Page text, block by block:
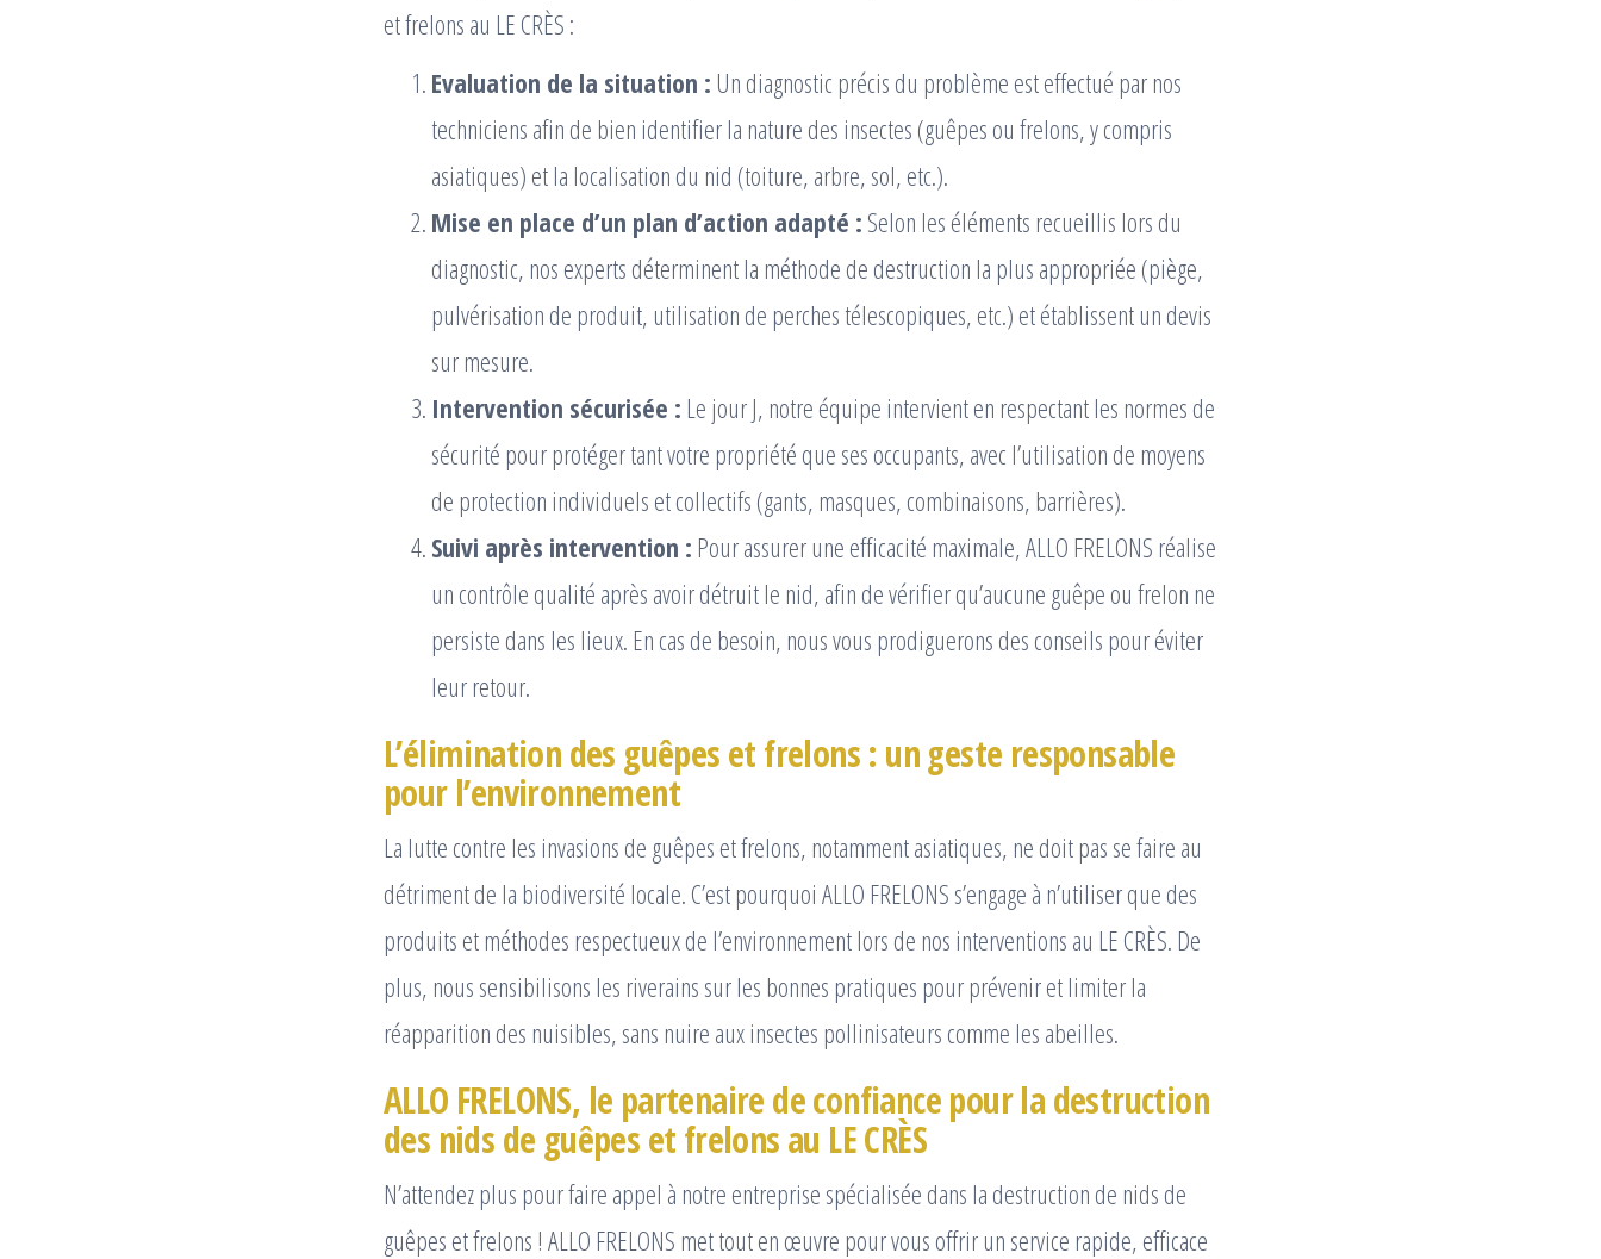
et frelons au LE CRÈS :
Evaluation de la situation : Un diagnostic précis du problème est effectué par nos
techniciens afin de bien identifier la nature des insectes (guêpes ou frelons, y compris
asiatiques) et la localisation du nid (toiture, arbre, sol, etc.).
Mise en place d’un plan d’action adapté : Selon les éléments recueillis lors du
diagnostic, nos experts déterminent la méthode de destruction la plus appropriée (piège,
pulvérisation de produit, utilisation de perches télescopiques, etc.) et établissent un devis
sur mesure.
Intervention sécurisée : Le jour J, notre équipe intervient en respectant les normes de
sécurité pour protéger tant votre propriété que ses occupants, avec l’utilisation de moyens
de protection individuels et collectifs (gants, masques, combinaisons, barrières).
Suivi après intervention : Pour assurer une efficacité maximale, ALLO FRELONS réalise
un contrôle qualité après avoir détruit le nid, afin de vérifier qu’aucune guêpe ou frelon ne
persiste dans les lieux. En cas de besoin, nous vous prodiguerons des conseils pour éviter
leur retour.
L’élimination des guêpes et frelons : un geste responsable
pour l’environnement
La lutte contre les invasions de guêpes et frelons, notamment asiatiques, ne doit pas se faire au
détriment de la biodiversité locale. C’est pourquoi ALLO FRELONS s’engage à n’utiliser que des
produits et méthodes respectueux de l’environnement lors de nos interventions au LE CRÈS. De
plus, nous sensibilisons les riverains sur les bonnes pratiques pour prévenir et limiter la
réapparition des nuisibles, sans nuire aux insectes pollinisateurs comme les abeilles.
ALLO FRELONS, le partenaire de confiance pour la destruction
des nids de guêpes et frelons au LE CRÈS
N’attendez plus pour faire appel à notre entreprise spécialisée dans la destruction de nids de
guêpes et frelons ! ALLO FRELONS met tout en œuvre pour vous offrir un service rapide, efficace